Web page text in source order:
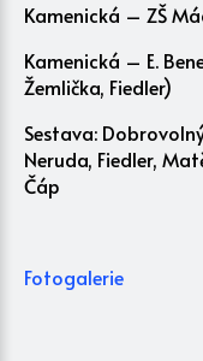
Kamenická – ZŠ
Kamenická – E.
Žemlička, Fiedler)
Sestava:
Neruda, Fiedler,
Čáp
Fotogalerie